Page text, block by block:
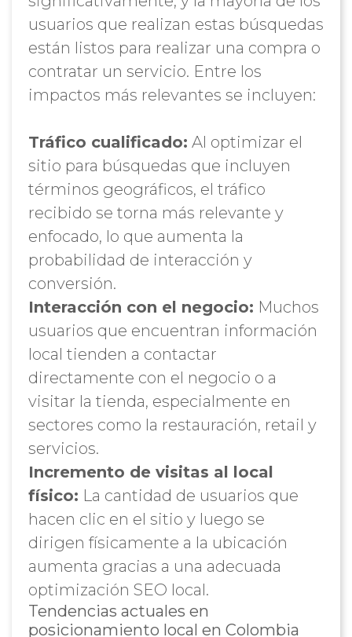
usuarios que realizan estas búsquedas
están listos para realizar una compra o
contratar un servicio. Entre los
impactos más relevantes se incluyen:
Tráfico cualificado: Al optimizar el
sitio para búsquedas que incluyen
términos geográficos, el tráfico
recibido se torna más relevante y
enfocado, lo que aumenta la
probabilidad de interacción y
conversión.
Interacción con el negocio: Muchos
usuarios que encuentran información
local tienden a contactar
directamente con el negocio o a
visitar la tienda, especialmente en
sectores como la restauración, retail y
servicios.
Incremento de visitas al local
físico: La cantidad de usuarios que
hacen clic en el sitio y luego se
dirigen físicamente a la ubicación
aumenta gracias a una adecuada
optimización SEO local.
Tendencias actuales en
posicionamiento local en Colombia